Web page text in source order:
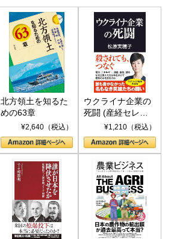
北方領土を知るた
めの63章
¥2,640（税込）
ウクライナ企業の
死闘 (産経セレク
ト S 039)¥1,210（税込）